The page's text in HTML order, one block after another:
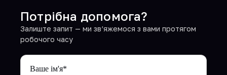
Потрібна допомога?
Залиште запит — ми зв’яжемося з вами протягом
робочого часу